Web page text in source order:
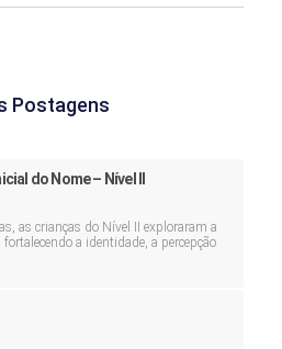
Postagens
do Nome – Nível II
as crianças do Nível II exploraram a
a identidade, a percepção